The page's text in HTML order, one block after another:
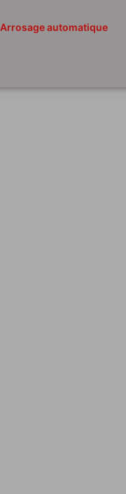
Arrosage automatique